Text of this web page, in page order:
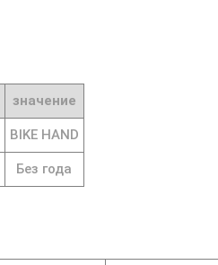
значение
BIKE HAND
Без года